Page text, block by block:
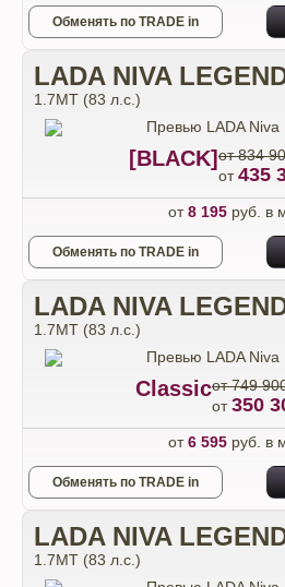
Обменять по TRADE in
LADA NIVA
1.7МТ (83 л.с.)
[BLACK] от 834
от435
от8 195руб. в
Обменять по TRADE in
LADA NIVA
1.7МТ (83 л.с.)
Classicот 749
от350
от6 595руб. в
Обменять по TRADE in
LADA NIVA
1.7МТ (83 л.с.)